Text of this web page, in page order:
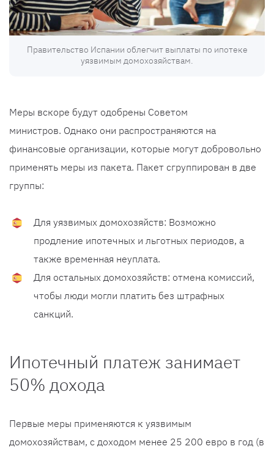
Правительство Испании облегчит выплаты по ипотеке
уязвимым домохозяйствам.
Меры вскоре будут одобрены Советом
министров. Однако они распространяются на
финансовые организации, которые могут добровольно
применять меры из пакета. Пакет сгруппирован в две
группы:
Для уязвимых домохозяйств: Возможно
продление ипотечных и льготных периодов, а
также временная неуплата.
Для остальных домохозяйств: отмена комиссий,
чтобы люди могли платить без штрафных
санкций.
Ипотечный платеж занимает
50% дохода
Первые меры применяются к уязвимым
домохозяйствам, с доходом менее 25 200 евро в год (в